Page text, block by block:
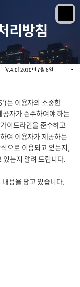
리방침
[V.4.0] 2020년 7월 6일
는 이용자의 소중한
자가 준수하여야 하는
이드라인을 준수하고
여 이용자가 제공하는
으로 이용되고 있는지,
는지 알려 드립니다.
용을 담고 있습니다.